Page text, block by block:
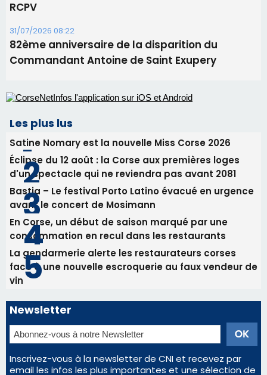
Satine Nomary est la nouvelle Miss Corse 2026
d'un spectacle qui ne reviendra pas avant 2081
Bastia – Le festival Porto Latino évacué en urgence
avant le concert de Mosimann
consommation en recul dans les restaurants
face à une nouvelle escroquerie au faux vendeur de
vin
Newsletter
Inscrivez-vous à la newsletter de CNI et recevez par
email les infos les plus importantes et une sélection de
nos meilleurs articles
Régie publicitaire
Nous contacter